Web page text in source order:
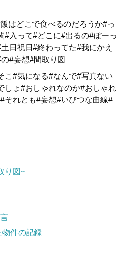
はどこで食べるのだろうか#っ
#入って#どこに#出るの#ぼーっ
日祝日#終わってた#我にかえ
#妄想#間取り図
こ#気になる#なんで#写真ない
しょ#おしゃれなのか#おしゃれ
それとも#妄想#いびつな曲線#
り図~
物件の記録